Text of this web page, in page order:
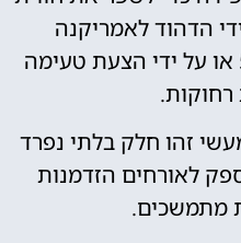
הדהוד לאמריקנה
הקלאסית של שנות ה-50 או על ידי הצעת טעימה
זהו חלק בלתי נפרד
לאורחים הזדמנות
מתמשכים.